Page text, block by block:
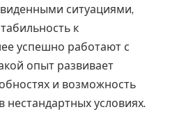
ситуациями,
к
успешно работают с
опыт развивает
и возможность
условиях.